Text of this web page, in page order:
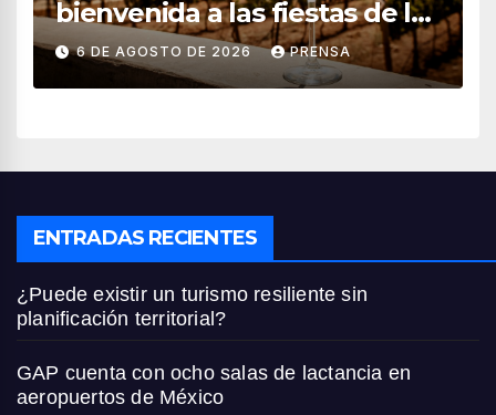
bienvenida a las fiestas de la
vendimia 2026
6 DE AGOSTO DE 2026 PRENSA
ENTRADAS RECIENTES
¿Puede existir un turismo resiliente sin
planificación territorial?
GAP cuenta con ocho salas de lactancia en
aeropuertos de México